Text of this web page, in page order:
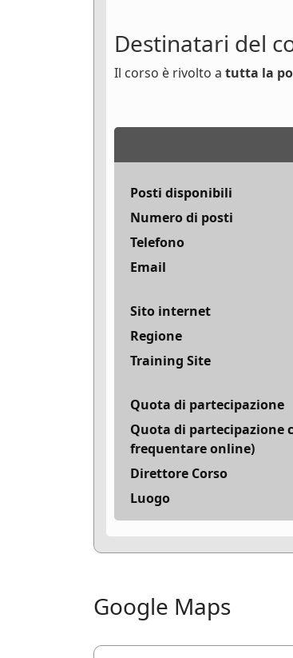
Destinatari del
Il corso è rivolto a tutta la
Posti disponibili
Numero di posti
Telefono
Email
Sito internet
Regione
Training Site
Quota di partecipazione
Quota di partecipazione
frequentare online)
Direttore Corso
Luogo
Google Maps